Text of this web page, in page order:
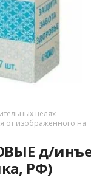
целях
от изображенного на
д/
РФ)